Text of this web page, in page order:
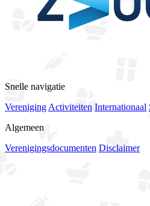
Snelle navigatie
Vereniging Activiteiten Internationaal
Algemeen
Verenigingsdocumenten Disclaimer